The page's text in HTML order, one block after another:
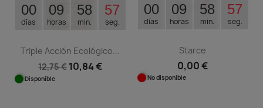
00
días
09
horas
58
min.
56
seg.
Triple Acción Ecológico...
12,75 € 10,84 €
Disponible
00
días
09
horas
58
min.
56
seg.
Starce
0,00 €
No disponible